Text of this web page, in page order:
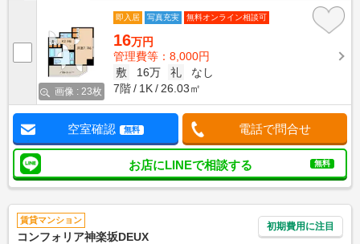
画像 : 23枚
即入居 写真充実 無料オンライン相談可
16万円
管理費等：8,000円
敷
16万 礼
なし
7階
1K 26.03㎡
空室確認 無料 電話で問合せ
お店にLINEで相談する 無料
賃貸マンション
コンフォリア神楽坂DEUX
初期費用に注目